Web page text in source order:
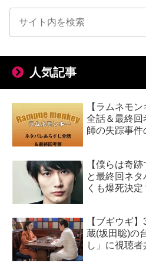
人気記事
【ラムネモ
全話＆最終回
師の失踪事件
【僕らは奇
と最終回ネ
くも爆死決定
【ブギウギ
蔵(坂田聡)の
し」に視聴者